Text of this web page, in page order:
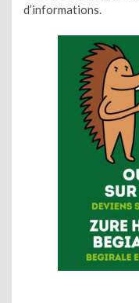
d’informations.